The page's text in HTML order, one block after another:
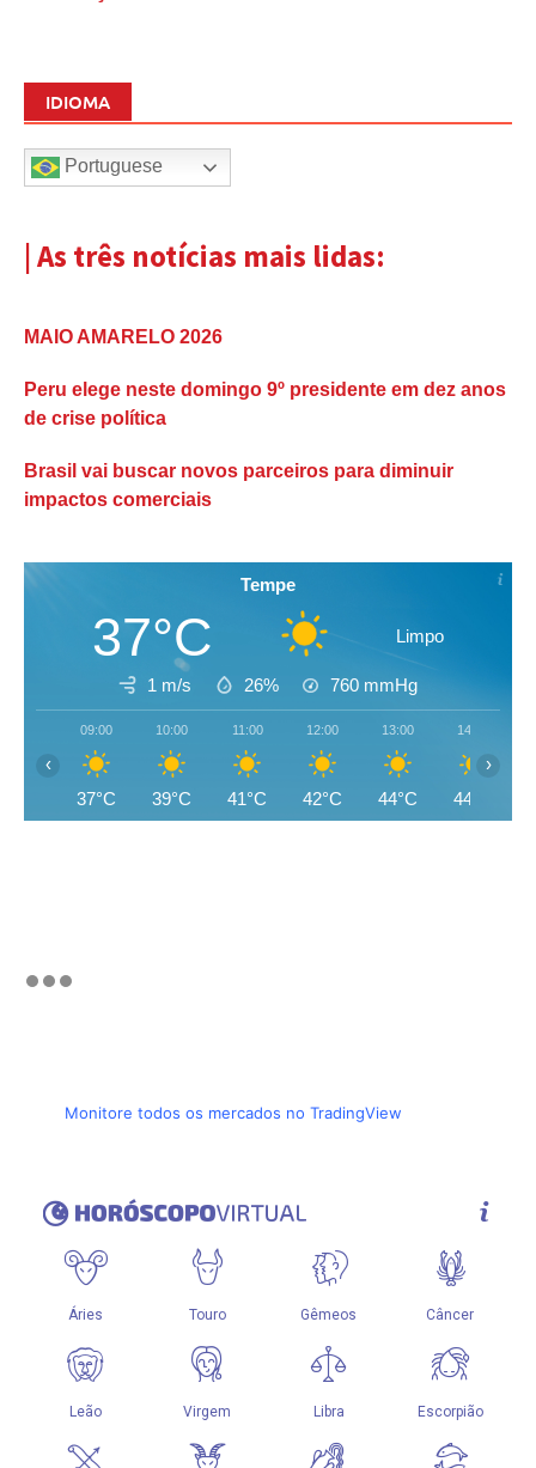
IDIOMA
Portuguese
| As três notícias mais lidas:
MAIO AMARELO 2026
Peru elege neste domingo 9º presidente em dez anos
de crise política
Brasil vai buscar novos parceiros para diminuir
impactos comerciais
Tempe
37°C Limpo
1 m/s 26% 760 mmHg
09:00
37°C
10:00
39°C
11:00
41°C
12:00
42°C
13:00
44°C
14:00
44°C
‹ ›
Monitore todos os mercados no TradingView